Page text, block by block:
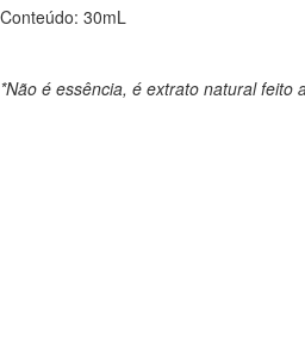
Conteúdo: 30mL
*Não é essência, é extrato natural feito